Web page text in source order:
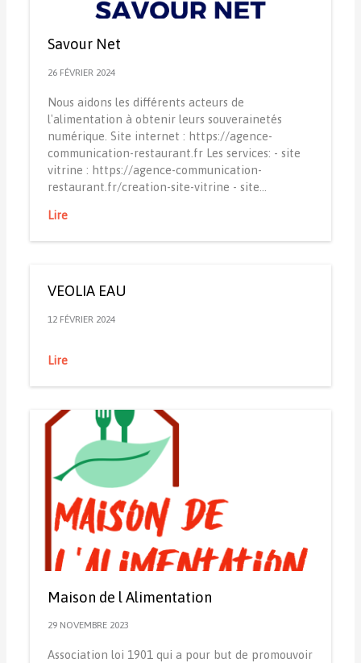
Savour Net
26 FÉVRIER 2024
Nous aidons les différents acteurs de
l'alimentation à obtenir leurs souverainetés
numérique. Site internet : https://agence-
communication-restaurant.fr Les services: - site
vitrine : https://agence-communication-
restaurant.fr/creation-site-vitrine - site…
Lire
VEOLIA EAU
12 FÉVRIER 2024
Lire
Maison de l Alimentation
29 NOVEMBRE 2023
Association loi 1901 qui a pour but de promouvoir